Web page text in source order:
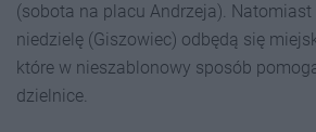
(sobota na placu Andrzeja).
niedzielę (Giszowiec) odbędą się
które w nieszablonowy sposób
dzielnice.